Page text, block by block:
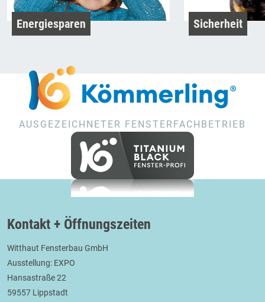
Energiesparen Sicherheit
AUSGEZEICHNETER FENSTERFACHBETRIEB
Kontakt + Öffnungszeiten
Witthaut Fensterbau GmbH
Ausstellung: EXPO
Hansastraße 22
59557 Lippstadt